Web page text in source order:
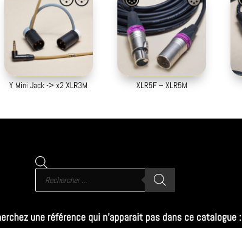
Y Mini Jack -> x2 XLR3M XLR5F – XLR5M
Recherche
produits
une référence qui n’apparait pas dans ce catalogue :